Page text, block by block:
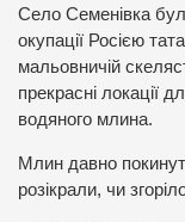
Село Семенівка
окупації Росією
мальовничій
прекрасні локації
водяного млина.
Млин давно
розікрали, чи